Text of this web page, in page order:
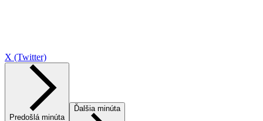
X (Twitter)
Predošlá minúta
Ďalšia minúta